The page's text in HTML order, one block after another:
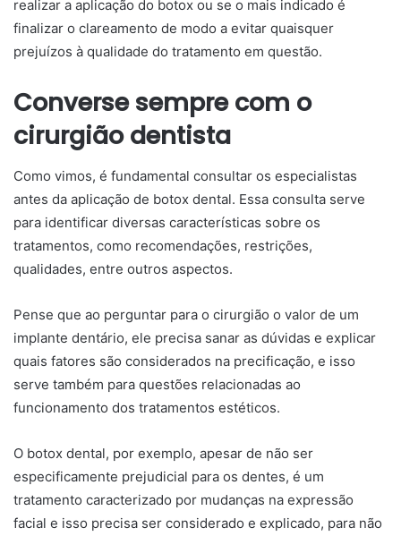
realizar a aplicação do botox ou se o mais indicado é
finalizar o clareamento de modo a evitar quaisquer
prejuízos à qualidade do tratamento em questão.
Converse sempre com o
cirurgião dentista
Como vimos, é fundamental consultar os especialistas
antes da aplicação de botox dental. Essa consulta serve
para identificar diversas características sobre os
tratamentos, como recomendações, restrições,
qualidades, entre outros aspectos.
Pense que ao perguntar para o cirurgião o valor de um
implante dentário, ele precisa sanar as dúvidas e explicar
quais fatores são considerados na precificação, e isso
serve também para questões relacionadas ao
funcionamento dos tratamentos estéticos.
O botox dental, por exemplo, apesar de não ser
especificamente prejudicial para os dentes, é um
tratamento caracterizado por mudanças na expressão
facial e isso precisa ser considerado e explicado, para não